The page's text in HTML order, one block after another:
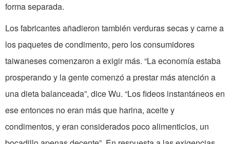
forma separada.
Los fabricantes añadieron también verduras secas y carne a
los paquetes de condimento, pero los consumidores
taiwaneses comenzaron a exigir más. “La economía estaba
prosperando y la gente comenzó a prestar más atención a
una dieta balanceada”, dice Wu. “Los fideos instantáneos en
ese entonces no eran más que harina, aceite y
condimentos, y eran considerados poco alimenticios, un